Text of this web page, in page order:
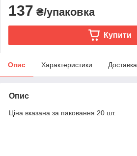
137 ₴/упаковка
Купити
Опис Характеристики Доставка
Опис
Ціна вказана за паковання 20 шт.